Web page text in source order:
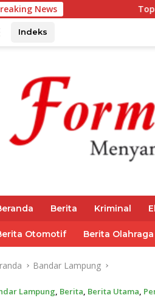
NewsTop 3 Reksadana
Indeks
Berita Kriminal
Otomotif Berita Olahraga
Bandar Lampung
Lampung, Berita, Berita Utama,